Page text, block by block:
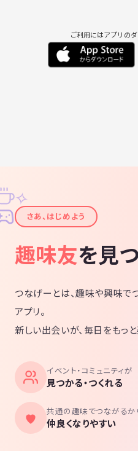
ご利用にはアプリの
✦
✧
さあ、はじめよう
趣味友を見
つなげーとは、趣味や興味で
アプリ。
新しい出会いが、毎日をもっと
イベント・コミュニティが
見つかる・つくれる
共通の趣味でつながるか
仲良くなりやすい